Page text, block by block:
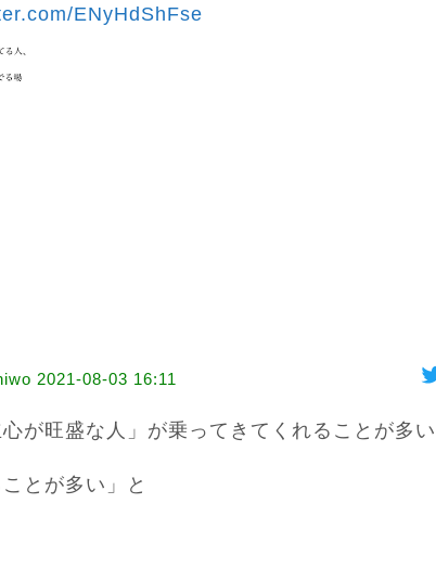
ENyHdShFse
2021-08-03 16:11
が旺盛な人」が乗ってきてくれることが多い
とが多い」と